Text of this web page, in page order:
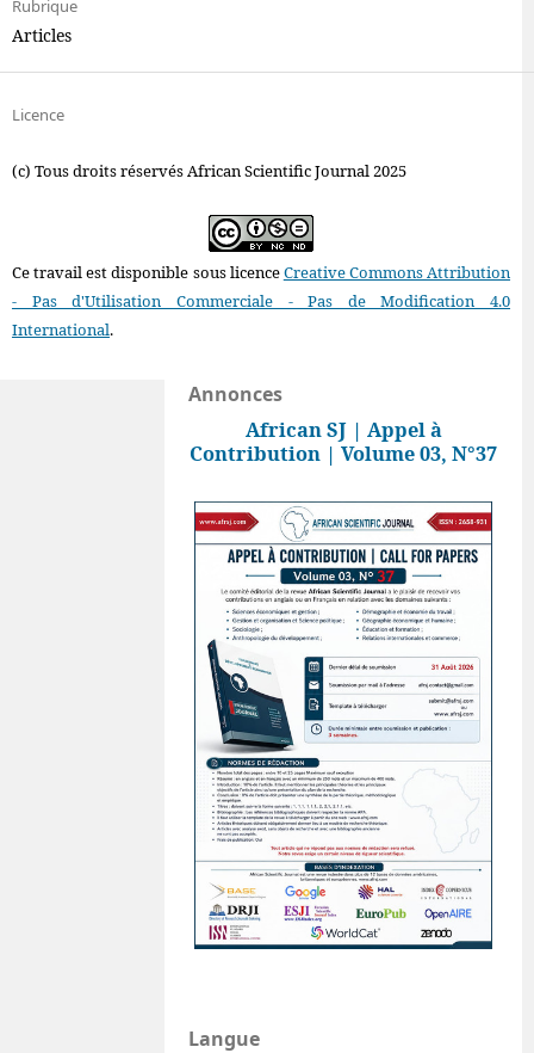
Rubrique
Articles
Licence
(c) Tous droits réservés African Scientific Journal 2025
Ce travail est disponible sous licenceCreative Commons Attribution
- Pas d'Utilisation Commerciale - Pas de Modification 4.0
International.
Annonces
African SJ | Appel à
Contribution | Volume 03, N°37
Langue